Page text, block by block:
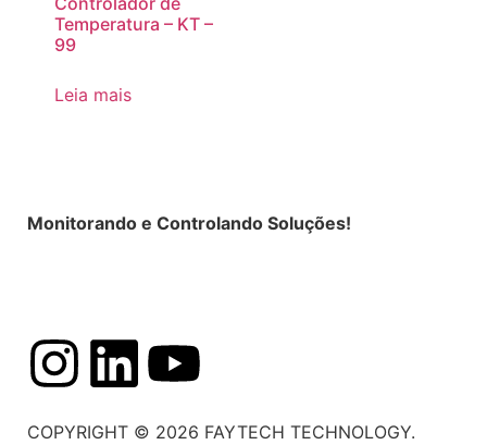
Temperatura – KT –
99
Leia mais
Monitorando e Controlando Soluções!
COPYRIGHT © 2026 FAYTECH TECHNOLOGY.